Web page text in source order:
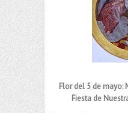
Flor del 5 de mayo:
Fiesta de